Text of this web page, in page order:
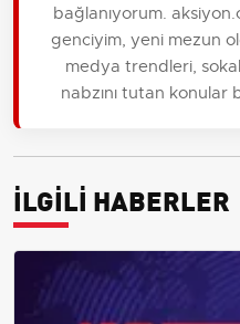
bağlanıyorum.
genciyim, yeni mezun
medya trendleri,
nabzını tutan konular
İLGİLİ HABERLER